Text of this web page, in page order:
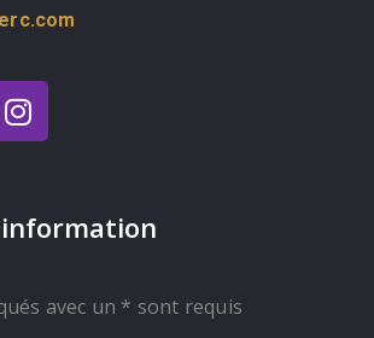
avec un * sont requis